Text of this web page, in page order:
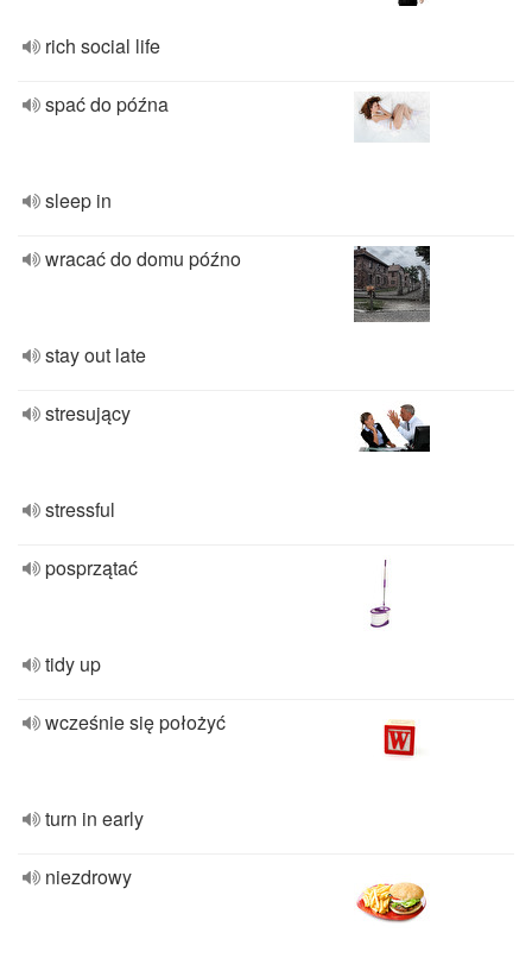
rich social life
spać do późna
sleep in
wracać do domu późno
stay out late
stresujący
stressful
posprzątać
tidy up
wcześnie się położyć
turn in early
niezdrowy